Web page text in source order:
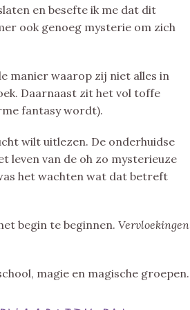
en besefte ik me dat dit
ook genoeg mysterie om zich
manier waarop zij niet alles in
Daarnaast zit het vol toffe
fantasy wordt).
wilt uitlezen. De onderhuidse
leven van de oh zo mysterieuze
het wachten wat dat betreft
begin te beginnen. Vervloekingen
magie en magische groepen.